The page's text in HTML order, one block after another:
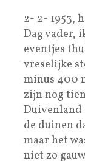
2- 2- 1953,
Dag vader,
eventjes
vreselijke
minus 400
zijn nog
Duivenland
de duinen
maar het
niet zo